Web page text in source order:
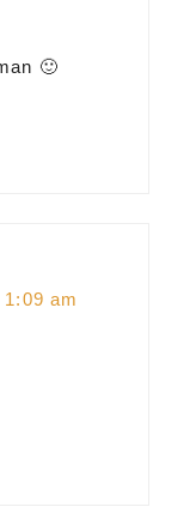
🙂
am